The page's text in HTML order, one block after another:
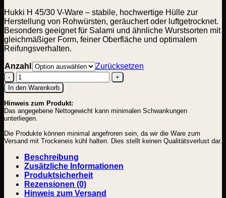
Hukki H 45/30 V-Ware – stabile, hochwertige Hülle zur
Herstellung von Rohwürsten, geräuchert oder luftgetrocknet.
Besonders geeignet für Salami und ähnliche Wurstsorten mit
gleichmäßiger Form, feiner Oberfläche und optimalem
Reifungsverhalten.
Anzahl Zurücksetzen
Hukki
H
45/30
V-
Ware
Menge
In den Warenkorb
Hinweis zum Produkt:
Das angegebene Nettogewicht kann minimalen Schwankungen
unterliegen.
Die Produkte können minimal angefroren sein, da wir die Ware zum
Versand mit Trockeneis kühl halten. Dies stellt keinen Qualitätsverlust dar.
Beschreibung
Zusätzliche Informationen
Produktsicherheit
Rezensionen (0)
Hinweis zum Versand